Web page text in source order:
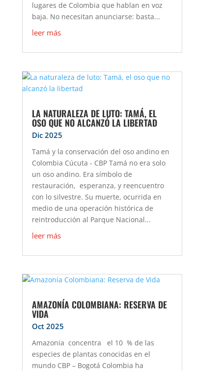
lugares de Colombia que hablan en voz
baja. No necesitan anunciarse: basta...
leer más
LA NATURALEZA DE LUTO: TAMÁ, EL
OSO QUE NO ALCANZÓ LA LIBERTAD
Dic 2025
Tamá y la conservación del oso andino en
Colombia Cúcuta - CBP Tamá no era solo
un oso andino. Era símbolo de
restauración, esperanza, y reencuentro
con lo silvestre. Su muerte, ocurrida en
medio de una operación histórica de
reintroducción al Parque Nacional...
leer más
AMAZONÍA COLOMBIANA: RESERVA DE
VIDA
Oct 2025
Amazonia concentra el 10 % de las
especies de plantas conocidas en el
mundo CBP – Bogotá Colombia ha